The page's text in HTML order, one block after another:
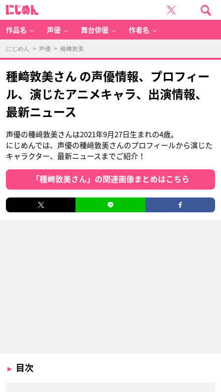
作品名 声優 舞台俳優 作者名
にじめん > 声優 > 種﨑敦美
種﨑敦美さん の声優情報、プロフィー
ル、演じたアニメキャラ、出演情報、
最新ニュース
声優の種﨑敦美さんは2021年9月27日生まれの4歳。
にじめんでは、声優の種﨑敦美さんのプロフィールから演じた
キャラクター、最新ニュースまでご紹介！
「種﨑敦美さん」の関連画像まとめはこちら
目次